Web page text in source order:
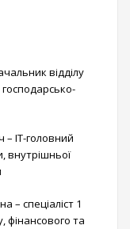
відділу
господарсько-
IT-головний
внутрішньої
спеціаліст 1
фінансового та